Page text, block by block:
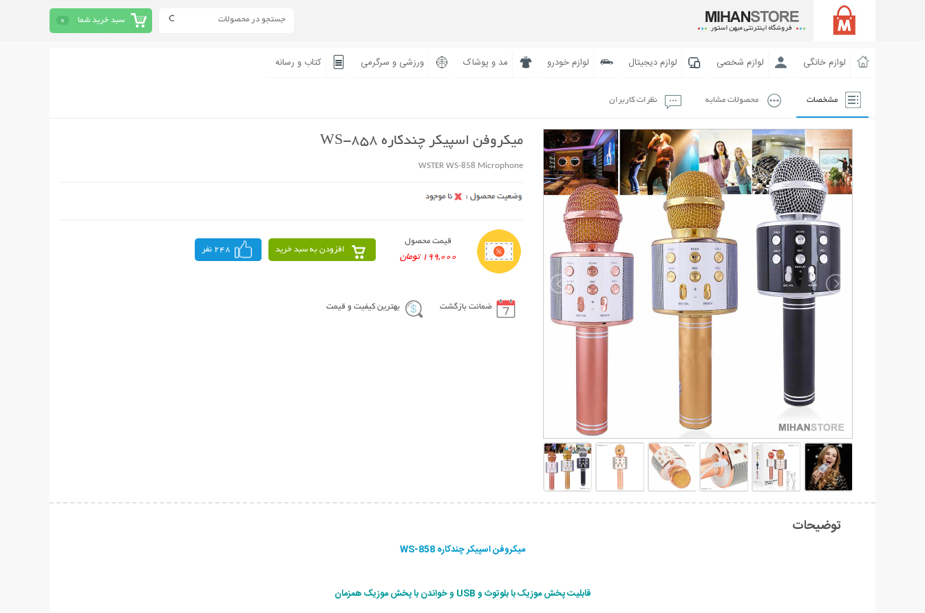
سبد خرید شما 0
لوازم خانگی لوازم شخصی لوازم دیجیتال لوازم خودرو مد و پوشاک ورزشی و سرگرمی کتاب و رسانه
مشخصات محصولات مشابه نظرات کاربران
میکروفن اسپیکر چندکاره WS-858
WSTER WS-858 Microphone
قیمت محصول
199,000 تومان
افزودن به سبد خرید 248 نفر
ضمانت بازگشت بهترین کیفیت و قیمت
توضیحات
میکروفن اسپیکر چندکاره WS-858
قابلیت پخش موزیک با بلوتوث و USB و خواندن با پخش موزیک همزمان